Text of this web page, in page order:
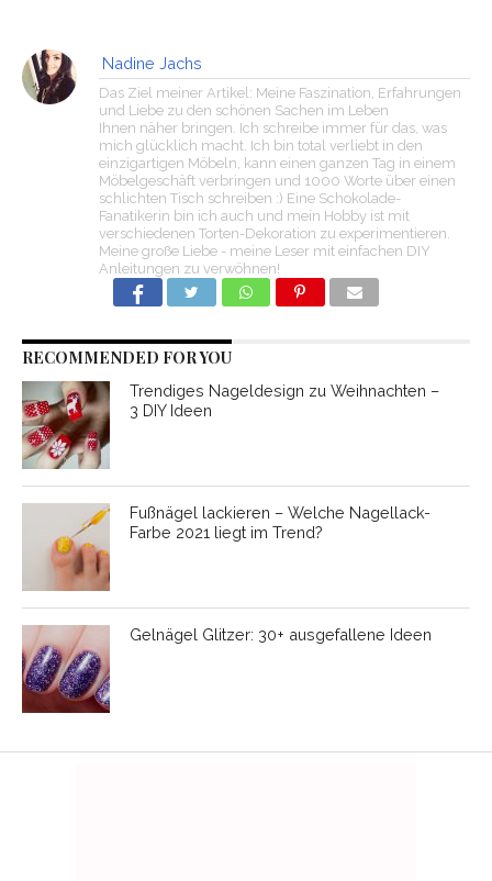
Nadine Jachs
Das Ziel meiner Artikel: Meine Faszination, Erfahrungen
und Liebe zu den schönen Sachen im Leben
Ihnen näher bringen. Ich schreibe immer für das, was
mich glücklich macht. Ich bin total verliebt in den
einzigartigen Möbeln, kann einen ganzen Tag in einem
Möbelgeschäft verbringen und 1000 Worte über einen
schlichten Tisch schreiben :) Eine Schokolade-
Fanatikerin bin ich auch und mein Hobby ist mit
verschiedenen Torten-Dekoration zu experimentieren.
Meine große Liebe - meine Leser mit einfachen DIY
Anleitungen zu verwöhnen!
RECOMMENDED FOR YOU
Trendiges Nageldesign zu Weihnachten –
3 DIY Ideen
Fußnägel lackieren – Welche Nagellack-
Farbe 2021 liegt im Trend?
Gelnägel Glitzer: 30+ ausgefallene Ideen